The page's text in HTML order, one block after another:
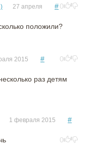
27 апреля #0
положили?
2015 # 0
раз детям
1 февраля 2015 #
0